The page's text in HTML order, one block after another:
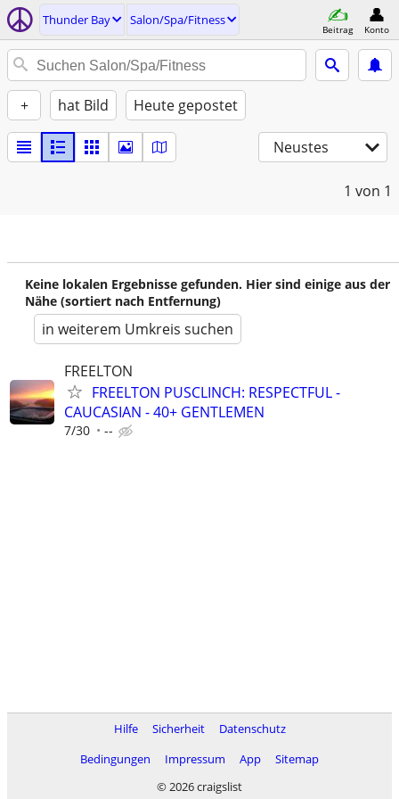
Thunder Bay Salon/Spa/Fitness
Beitrag Konto
+ hat Bild Heute gepostet
Neustes
1 von 1
Keine lokalen Ergebnisse gefunden. Hier sind einige aus der
Nähe (sortiert nach Entfernung)
in weiterem Umkreis suchen
FREELTON
FREELTON PUSCLINCH: RESPECTFUL -
CAUCASIAN - 40+ GENTLEMEN
7/30 --
Hilfe Sicherheit
Datenschutz
Bedingungen
Impressum App
Sitemap
© 2026 craigslist